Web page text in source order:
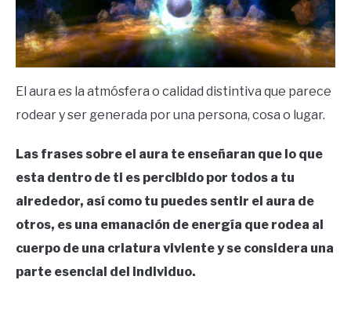
El aura es la atmósfera o calidad distintiva que parece
rodear y ser generada por una persona, cosa o lugar.
Las frases sobre el aura te enseñaran que lo que
esta dentro de ti es percibido por todos a tu
alrededor, así como tu puedes sentir el aura de
otros, es una emanación de energía que rodea al
cuerpo de una criatura viviente y se considera una
parte esencial del individuo.